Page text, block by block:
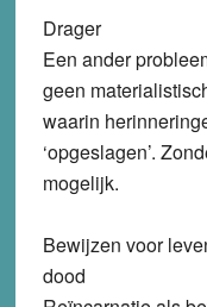
Drager
Een ander
geen
waarin
‘opgeslagen’.
mogelijk.
Bewijzen voor
dood